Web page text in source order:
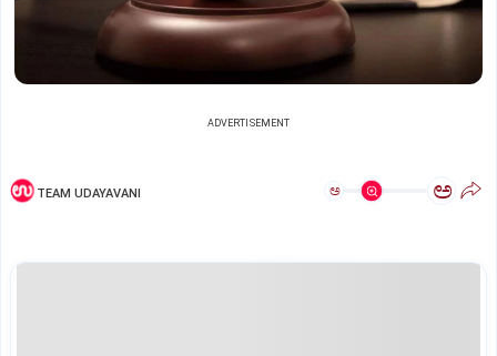
ADVERTISEMENT
TEAM UDAYAVANI ಅ ಅ